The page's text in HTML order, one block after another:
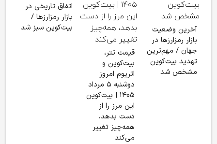
آخرین وضعیت
بازار رمزارزها در
جهان / مهم‌ترین
تهدید بیت‌کوین
مشخص شد
قیمت تتر،
بیت‌کوین و
اتریوم امروز
دوشنبه ۵ مرداد
۱۴۰۵ | بیت‌کوین
این مرز را از
دست بدهد،
همه‌چیز تغییر
می‌کند
اتفاق تاریخی در
بازار رمزارزها /
بیت‌کوین سبز شد